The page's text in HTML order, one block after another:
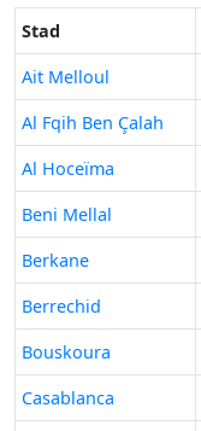
Stad
Ait Melloul
Al Fqih Ben Çalah
Al Hoceïma
Beni Mellal
Berkane
Berrechid
Bouskoura
Casablanca